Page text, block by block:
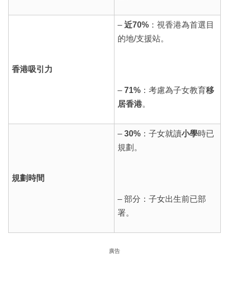
香港吸引力
– 近70%：視香港為首選目
的地/支援站。
– 71%：考慮為子女教育移
居香港。
規劃時間
– 30%：子女就讀小學時已
規劃。
– 部分：子女出生前已部
署。
廣告